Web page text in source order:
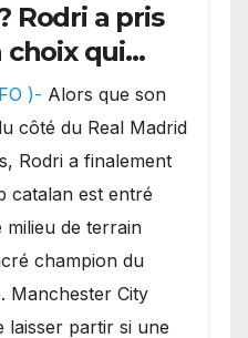
Rodri a pris
choix qui
bruit
)- Alors que son
côté du Real Madrid
Rodri a finalement
catalan est entré
de terrain
champion du
Manchester City
laisser partir si une